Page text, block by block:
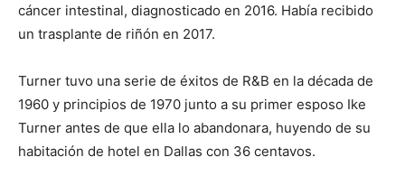
cáncer intestinal, diagnosticado en 2016. Había recibido
un trasplante de riñón en 2017.
Turner tuvo una serie de éxitos de R&B en la década de
1960 y principios de 1970 junto a su primer esposo Ike
Turner antes de que ella lo abandonara, huyendo de su
habitación de hotel en Dallas con 36 centavos.